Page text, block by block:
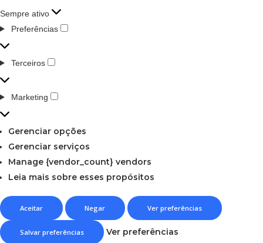
Sempre ativo
Preferências
Terceiros
Marketing
Gerenciar opções
Gerenciar serviços
Manage {vendor_count} vendors
Leia mais sobre esses propósitos
Aceitar Negar Ver preferências
Salvar preferências Ver preferências